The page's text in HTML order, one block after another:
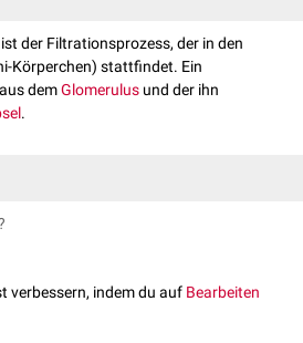
ist der Filtrationsprozess, der in den
Körperchen) stattfindet. Ein
demGlomerulus und der ihn
.
verbessern, indem du auf Bearbeiten